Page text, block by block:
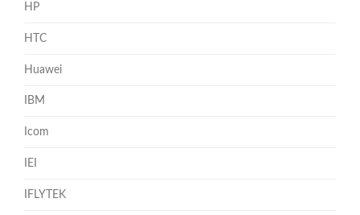
HP
HTC
Huawei
IBM
Icom
IEI
IFLYTEK